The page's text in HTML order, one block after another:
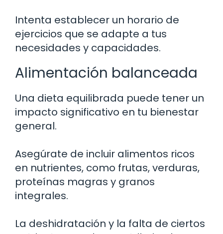
Intenta establecer un horario de
ejercicios que se adapte a tus
necesidades y capacidades.
Alimentación balanceada
Una dieta equilibrada puede tener un
impacto significativo en tu bienestar
general.
Asegúrate de incluir alimentos ricos
en nutrientes, como frutas, verduras,
proteínas magras y granos
integrales.
La deshidratación y la falta de ciertos